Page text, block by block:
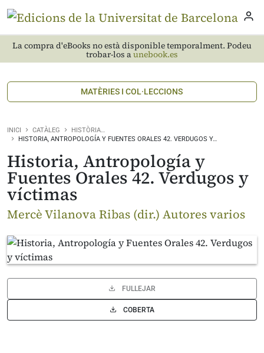
La compra d'eBooks no està disponible temporalment. Podeu
trobar-los aunebook.es
MATÈRIES I COL·LECCIONS
INICI CATÀLEG
HISTÒRIA…
HISTORIA, ANTROPOLOGÍA Y FUENTES ORALES 42. VERDUGOS Y…
Historia, Antropología y
Fuentes Orales 42. Verdugos y
víctimas
Mercè Vilanova Ribas (dir.) Autores varios
FULLEJAR
COBERTA